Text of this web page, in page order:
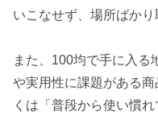
いこなせず、場所ばかり
また、100均で手に入る
や実用性に課題がある
くは「普段から使い慣